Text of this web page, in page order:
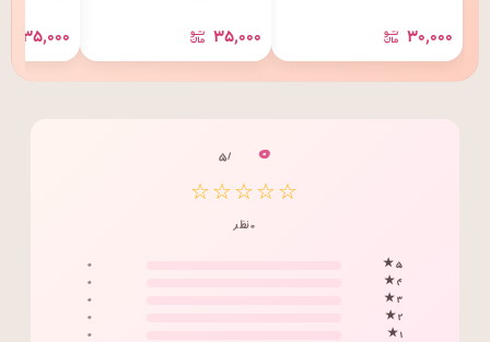
۳۰٬۰۰۰ ۳۵٬۰۰۰ ۱۳۵٬۰۰۰
۰ / ۵
☆☆☆☆☆
۰ نظر
۵ ★
۰
۴ ★
۰
۳ ★
۰
۲ ★
۰
۱ ★
۰